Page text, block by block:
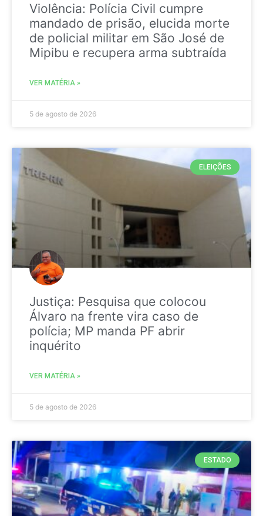
Violência: Polícia Civil cumpre
mandado de prisão, elucida morte
de policial militar em São José de
Mipibu e recupera arma subtraída
VER MATÉRIA »
5 de agosto de 2026
ELEIÇÕES
Justiça: Pesquisa que colocou
Álvaro na frente vira caso de
polícia; MP manda PF abrir
inquérito
VER MATÉRIA »
5 de agosto de 2026
ESTADO